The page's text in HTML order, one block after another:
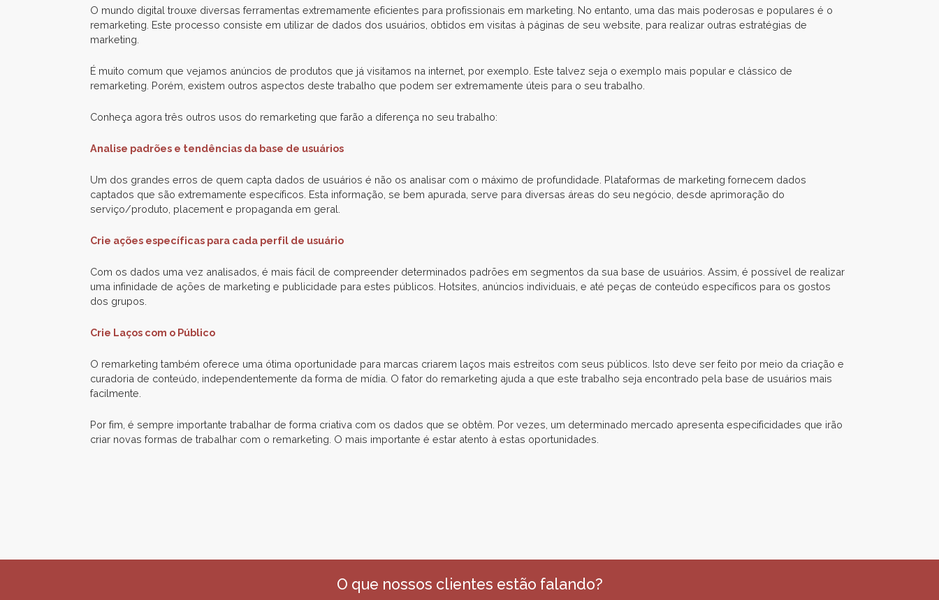
O mundo digital trouxe diversas ferramentas extremamente eficientes para profissionais em marketing. No entanto, uma das mais poderosas e populares é o
remarketing. Este processo consiste em utilizar de dados dos usuários, obtidos em visitas à páginas de seu website, para realizar outras estratégias de
marketing.
É muito comum que vejamos anúncios de produtos que já visitamos na internet, por exemplo. Este talvez seja o exemplo mais popular e clássico de
remarketing. Porém, existem outros aspectos deste trabalho que podem ser extremamente úteis para o seu trabalho.
Conheça agora três outros usos do remarketing que farão a diferença no seu trabalho:
Analise padrões e tendências da base de usuários
Um dos grandes erros de quem capta dados de usuários é não os analisar com o máximo de profundidade. Plataformas de marketing fornecem dados
captados que são extremamente específicos. Esta informação, se bem apurada, serve para diversas áreas do seu negócio, desde aprimoração do
serviço/produto, placement e propaganda em geral.
Crie ações específicas para cada perfil de usuário
Com os dados uma vez analisados, é mais fácil de compreender determinados padrões em segmentos da sua base de usuários. Assim, é possível de realizar
uma infinidade de ações de marketing e publicidade para estes públicos. Hotsites, anúncios individuais, e até peças de conteúdo específicos para os gostos
dos grupos.
Crie Laços com o Público
O remarketing também oferece uma ótima oportunidade para marcas criarem laços mais estreitos com seus públicos. Isto deve ser feito por meio da criação e
curadoria de conteúdo, independentemente da forma de mídia. O fator do remarketing ajuda a que este trabalho seja encontrado pela base de usuários mais
facilmente.
Por fim, é sempre importante trabalhar de forma criativa com os dados que se obtêm. Por vezes, um determinado mercado apresenta especificidades que irão
criar novas formas de trabalhar com o remarketing. O mais importante é estar atento à estas oportunidades.
O que nossos clientes estão falando?